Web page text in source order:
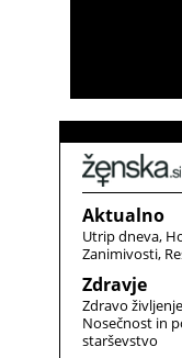
Aktualno
Utrip dneva
Zanimivosti
Zdravje
Zdravo življenje
Nosečnost in
starševstvo